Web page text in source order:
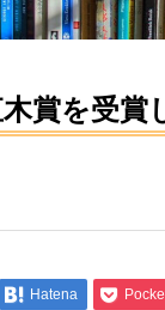
賞を受賞
Hatena